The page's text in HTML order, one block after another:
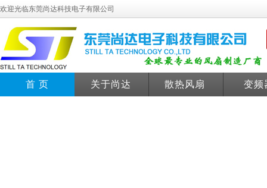
欢迎光临东莞尚达科技电子有限公司
首 页 关于尚达 散热风扇 变频